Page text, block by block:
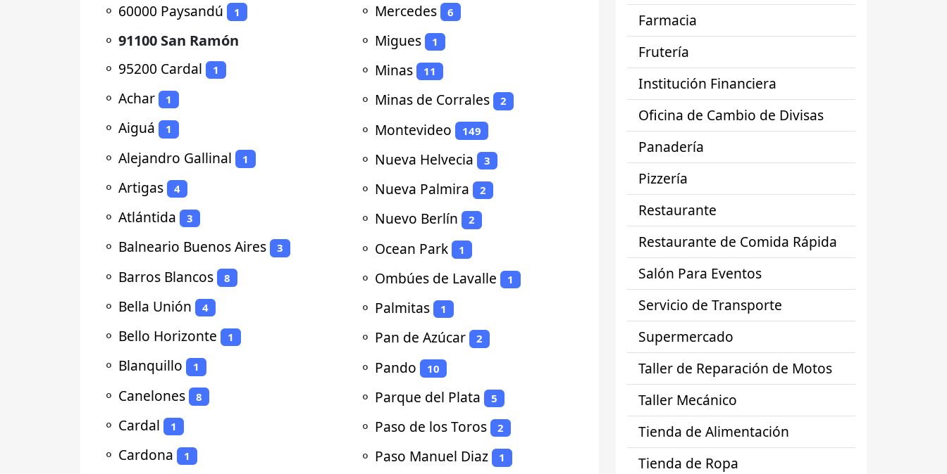
⚬ 60000 Paysandú 1
⚬ 91100 San Ramón
⚬ 95200 Cardal 1
⚬ Achar 1
⚬ Aiguá 1
⚬ Alejandro Gallinal 1
⚬ Artigas 4
⚬ Atlántida 3
⚬ Balneario Buenos Aires 3
⚬ Barros Blancos 8
⚬ Bella Unión 4
⚬ Bello Horizonte 1
⚬ Blanquillo 1
⚬ Canelones 8
⚬ Cardal 1
⚬ Cardona 1
⚬ Mercedes 6
⚬ Migues 1
⚬ Minas 11
⚬ Minas de Corrales 2
⚬ Montevideo 149
⚬ Nueva Helvecia 3
⚬ Nueva Palmira 2
⚬ Nuevo Berlín 2
⚬ Ocean Park 1
⚬ Ombúes de Lavalle 1
⚬ Palmitas 1
⚬ Pan de Azúcar 2
⚬ Pando 10
⚬ Parque del Plata 5
⚬ Paso de los Toros 2
⚬ Paso Manuel Diaz 1
Farmacia
Frutería
Institución Financiera
Oficina de Cambio de Divisas
Panadería
Pizzería
Restaurante
Restaurante de Comida Rápida
Salón Para Eventos
Servicio de Transporte
Supermercado
Taller de Reparación de Motos
Taller Mecánico
Tienda de Alimentación
Tienda de Ropa